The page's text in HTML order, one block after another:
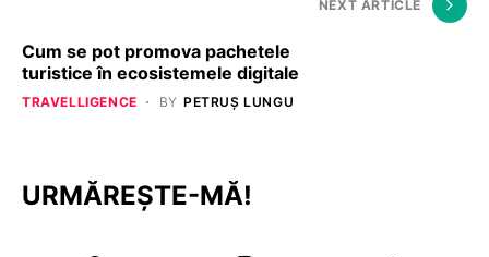
NEXT ARTICLE
Cum se pot promova pachetele
turistice în ecosistemele digitale
TRAVELLIGENCE BY PETRUȘ LUNGU
URMĂREȘTE-MĂ!